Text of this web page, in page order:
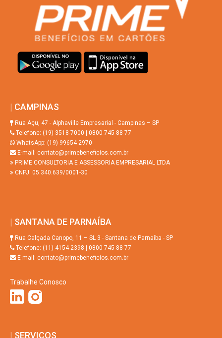
| CAMPINAS
Rua Açu, 47 - Alphaville Empresarial - Campinas – SP
Telefone: (19) 3518-7000 | 0800 745 88 77
WhatsApp: (19) 99654-2970
E-mail: contato@primebeneficios.com.br
PRIME CONSULTORIA E ASSESSORIA EMPRESARIAL LTDA
CNPJ: 05.340.639/0001-30
| SANTANA DE PARNAÍBA
Rua Calçada Canopo, 11 – SL 3 - Santana de Parnaíba - SP
Telefone: (11) 4154-2398 | 0800 745 88 77
E-mail: contato@primebeneficios.com.br
Trabalhe Conosco
| SERVIÇOS